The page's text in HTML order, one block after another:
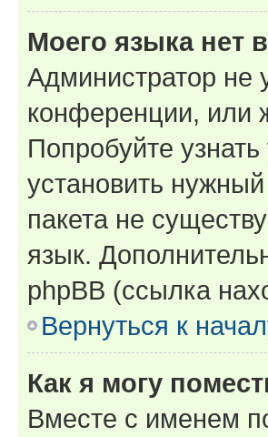
Моего языка нет
Администратор не
конференции, или
Попробуйте
установить
пакета не
язык.
phpBB (ссылка
Вернуться к
Как я могу
Вместе с именем